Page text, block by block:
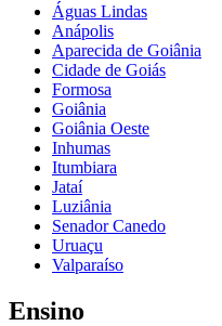
Águas Lindas
Anápolis
Aparecida de Goiânia
Cidade de Goiás
Formosa
Goiânia
Goiânia Oeste
Inhumas
Itumbiara
Jataí
Luziânia
Senador Canedo
Uruaçu
Valparaíso
Ensino